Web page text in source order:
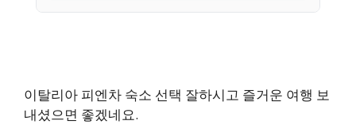
이탈리아 피엔차 숙소 선택 잘하시고 즐거운 여행 보
내셨으면 좋겠네요.